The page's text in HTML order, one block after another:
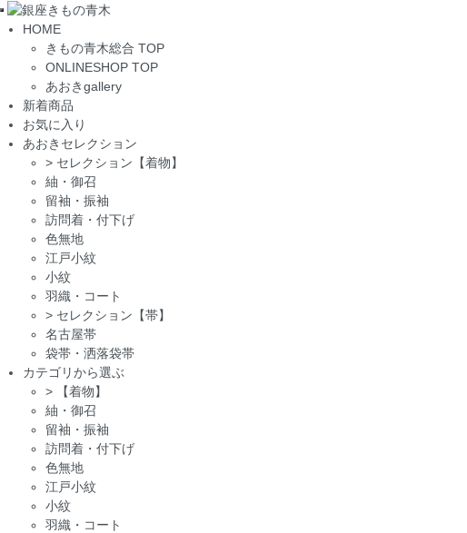
Toggle
navigation
HOME
きもの青木総合 TOP
ONLINESHOP TOP
あおきgallery
新着商品
お気に入り
あおきセレクション
> セレクション【着物】
紬・御召
留袖・振袖
訪問着・付下げ
色無地
江戸小紋
小紋
羽織・コート
> セレクション【帯】
名古屋帯
袋帯・洒落袋帯
カテゴリから選ぶ
>
【着物】
紬・御召
留袖・振袖
訪問着・付下げ
色無地
江戸小紋
小紋
羽織・コート